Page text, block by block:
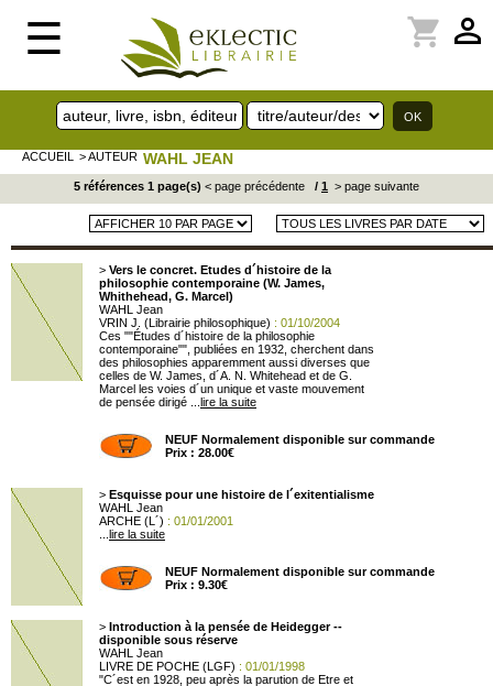
☰ perm_identity
shopping_cart
ACCUEIL > AUTEUR WAHL JEAN
5 références 1 page(s) < page précédente / 1 > page suivante
> Vers le concret. Etudes d´histoire de la
philosophie contemporaine (W. James,
Whithehead, G. Marcel)
WAHL Jean
VRIN J. (Librairie philosophique) : 01/10/2004
Ces ""Études d´histoire de la philosophie
contemporaine"", publiées en 1932, cherchent dans
des philosophies apparemment aussi diverses que
celles de W. James, d´A. N. Whitehead et de G.
Marcel les voies d´un unique et vaste mouvement
de pensée dirigé ... lire la suite
NEUF Normalement disponible sur commande
Prix : 28.00€
> Esquisse pour une histoire de l´exitentialisme
WAHL Jean
ARCHE (L´) : 01/01/2001
lire la suite
NEUF Normalement disponible sur commande
Prix : 9.30€
> Introduction à la pensée de Heidegger --
disponible sous réserve
WAHL Jean
LIVRE DE POCHE (LGF) : 01/01/1998
"C´est en 1928, peu après la parution de Etre et